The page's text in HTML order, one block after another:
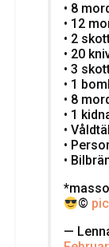
• 8
• 12
• 2
• 20
• 3
• 1
• 8
• 1
•
•
•
©️
—